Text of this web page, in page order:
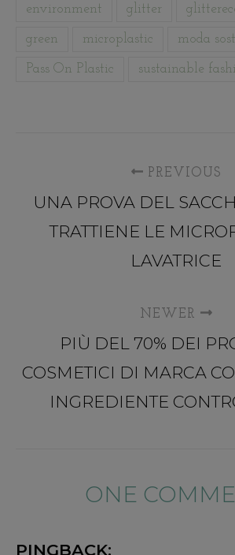
environment
glitter
green
microplastic
moda
Pass On Plastic
sustainable
PREVIOUS
UNA PROVA DEL
TRATTIENE LE
LAVATRICE
NEWER
PIÙ DEL 70% DEI
COSMETICI DI MARCA
INGREDIENTE
ONE
PINGBACK: